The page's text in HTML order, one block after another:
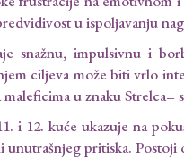
u ispoljavanju
snažnu, impulsivnu i
ciljeva može biti vrlo
u znaku Strelca=
i 12. kuće ukazuje na
unutrašnjeg pritiska.